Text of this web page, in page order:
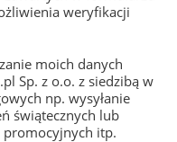
weryfikacji
moich danych
Sp. z o.o. z siedzibą w
np. wysyłanie
świątecznych lub
promocyjnych itp.